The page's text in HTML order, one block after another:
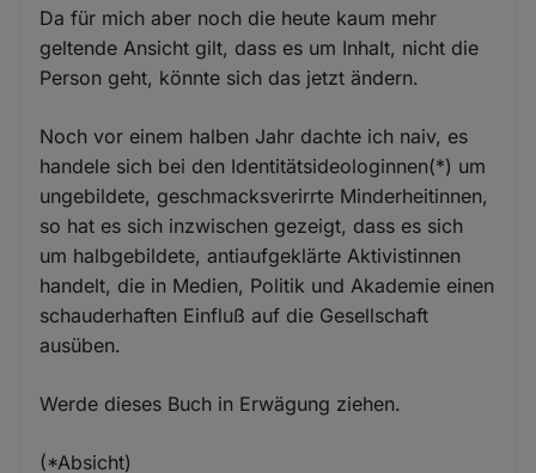
Da für mich aber noch die heute kaum mehr
geltende Ansicht gilt, dass es um Inhalt, nicht die
Person geht, könnte sich das jetzt ändern.
Noch vor einem halben Jahr dachte ich naiv, es
handele sich bei den Identitätsideologinnen(*) um
ungebildete, geschmacksverirrte Minderheitinnen,
so hat es sich inzwischen gezeigt, dass es sich
um halbgebildete, antiaufgeklärte Aktivistinnen
handelt, die in Medien, Politik und Akademie einen
schauderhaften Einfluß auf die Gesellschaft
ausüben.
Werde dieses Buch in Erwägung ziehen.
(*Absicht)